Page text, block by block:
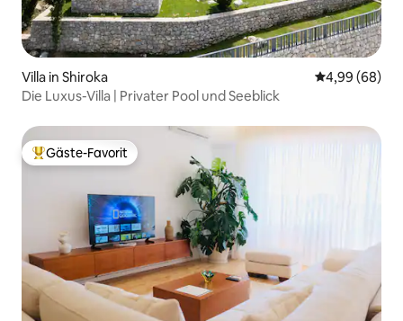
Villa in Shiroka
4,99 (68)
Die Luxus-Villa | Privater Pool und Seeblick
Beliebter Gäste-Favorit.
Gäste-Favorit